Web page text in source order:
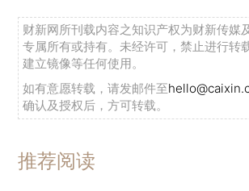
财新网所刊载内容之知识产权为财新传媒
专属所有或持有。未经许可，禁止进行转
建立镜像等任何使用。
如有意愿转载，请发邮件至
确认及授权后，方可转载。
推荐阅读